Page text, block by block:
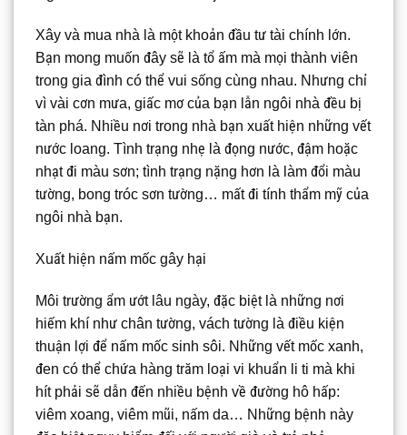
Xây và mua nhà là một khoản đầu tư tài chính lớn.
Bạn mong muốn đây sẽ là tổ ấm mà mọi thành viên
trong gia đình có thể vui sống cùng nhau. Nhưng chỉ
vì vài cơn mưa, giấc mơ của bạn lẫn ngôi nhà đều bị
tàn phá. Nhiều nơi trong nhà bạn xuất hiện những vết
nước loang. Tình trạng nhẹ là đọng nước, đậm hoặc
nhạt đi màu sơn; tình trạng nặng hơn là làm đổi màu
tường, bong tróc sơn tường… mất đi tính thẩm mỹ của
ngôi nhà bạn.
Xuất hiện nấm mốc gây hại
Môi trường ẩm ướt lâu ngày, đặc biệt là những nơi
hiếm khí như chân tường, vách tường là điều kiện
thuận lợi để nấm mốc sinh sôi. Những vết mốc xanh,
đen có thể chứa hàng trăm loại vi khuẩn li ti mà khi
hít phải sẽ dẫn đến nhiều bệnh về đường hô hấp:
viêm xoang, viêm mũi, nấm da… Những bệnh này